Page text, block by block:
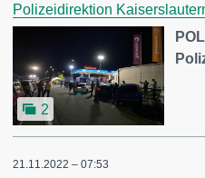
Polizeidirektion
2
21.11.2022 – 07:53